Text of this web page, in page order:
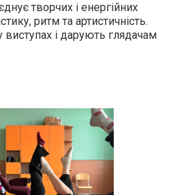
творчих і енергійних
ритм та артистичність.
виступах і дарують глядачам